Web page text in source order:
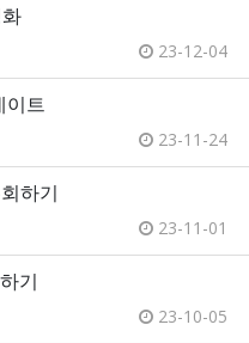
23-12-04
이트
23-11-24
하기
23-11-01
기
23-10-05